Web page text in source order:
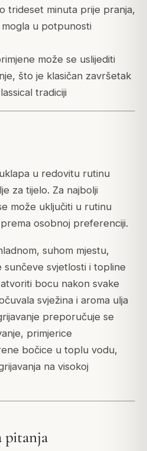
trideset minuta prije pranja,
u potpunosti
može se uslijediti
što je klasičan završetak
tradiciji
u redovitu rutinu
za tijelo. Za najbolji
može uključiti u rutinu
osobnoj preferenciji.
suhom mjestu,
sunčeve svjetlosti i topline
bocu nakon svake
svježina i aroma ulja
preporučuje se
primjerice
bočice u toplu vodu,
na visokoj
pitanja